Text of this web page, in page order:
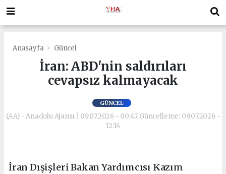
Anasayfa Güncel
İran: ABD'nin saldırıları
cevapsız kalmayacak
GÜNCEL
(AA) - Anadolu Ajansı | 09.07.2026 - 00:47, Güncelleme: 09.07.2026 -
12:14
İran Dışişleri Bakan Yardımcısı Kazım